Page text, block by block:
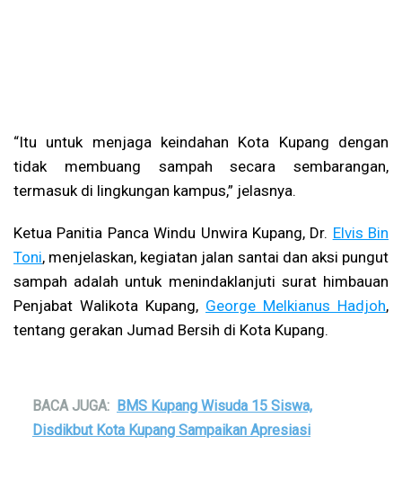
“Itu untuk menjaga keindahan Kota Kupang dengan
tidak membuang sampah secara sembarangan,
termasuk di lingkungan kampus,” jelasnya.
Ketua Panitia Panca Windu Unwira Kupang, Dr. Elvis Bin
Toni, menjelaskan, kegiatan jalan santai dan aksi pungut
sampah adalah untuk menindaklanjuti surat himbauan
Penjabat Walikota Kupang, George Melkianus Hadjoh,
tentang gerakan Jumad Bersih di Kota Kupang.
BACA JUGA: BMS Kupang Wisuda 15 Siswa,
Disdikbut Kota Kupang Sampaikan Apresiasi